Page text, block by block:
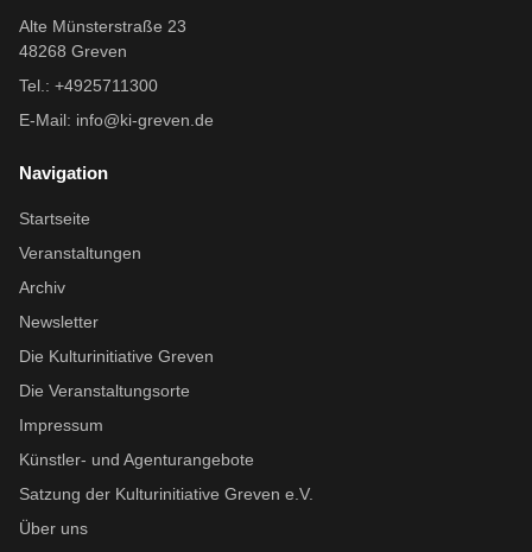
Alte Münsterstraße 23
48268 Greven
Tel.: +4925711300
E-Mail: info@ki-greven.de
Navigation
Startseite
Veranstaltungen
Archiv
Newsletter
Die Kulturinitiative Greven
Die Veranstaltungsorte
Impressum
Künstler- und Agenturangebote
Satzung der Kulturinitiative Greven e.V.
Über uns